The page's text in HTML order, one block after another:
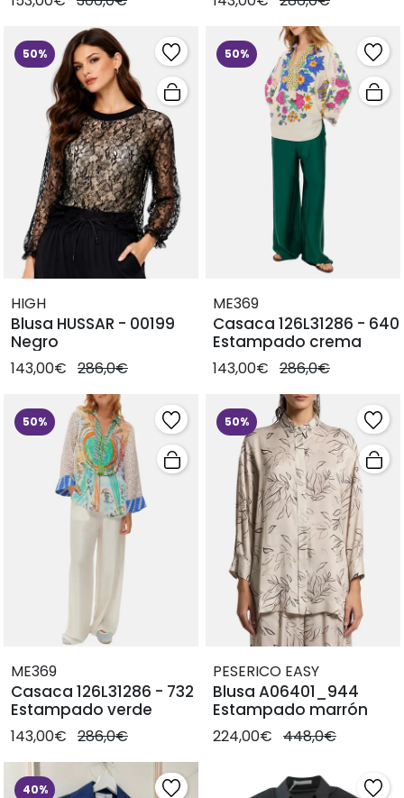
50%
HIGH
Blusa HUSSAR - 00199
Negro
143,00€ 286,0€
50%
ME369
Casaca 126L31286 - 640
Estampado crema
143,00€ 286,0€
50%
ME369
Casaca 126L31286 - 732
Estampado verde
143,00€ 286,0€
50%
PESERICO EASY
Blusa A06401_944
Estampado marrón
224,00€ 448,0€
40%